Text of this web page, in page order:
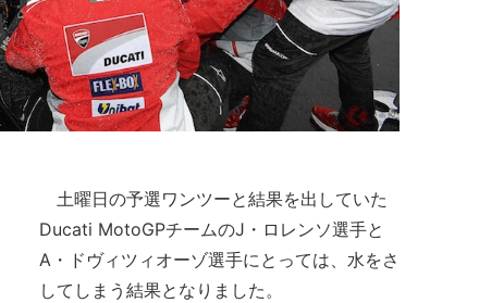
土曜日の予選ワンツーと結果を出していた
Ducati MotoGPチームのJ・ロレンソ選手と
A・ドヴィツィオーゾ選手にとっては、水をさ
してしまう結果となりました。